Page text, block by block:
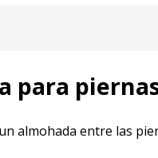
para
almohada entre las